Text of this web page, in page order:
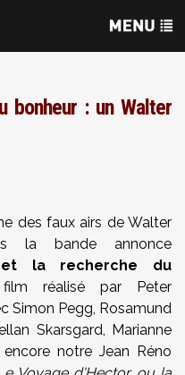
bonheur : un Walter
des faux airs de Walter
la bande annonce
la recherche du
réalisé par Peter
Simon Pegg, Rosamund
Skarsgard, Marianne
notre Jean Réno